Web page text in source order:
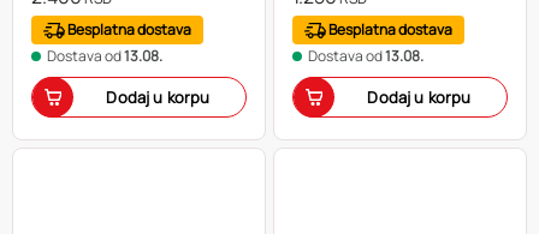
Besplatna dostava
Dostava od13.08.
Dodaj u korpu
Besplatna dostava
Dostava od13.08.
Dodaj u korpu